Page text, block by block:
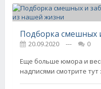
20.09.2020 ---
0
Еще больше юмора и
надписями смотрите тут